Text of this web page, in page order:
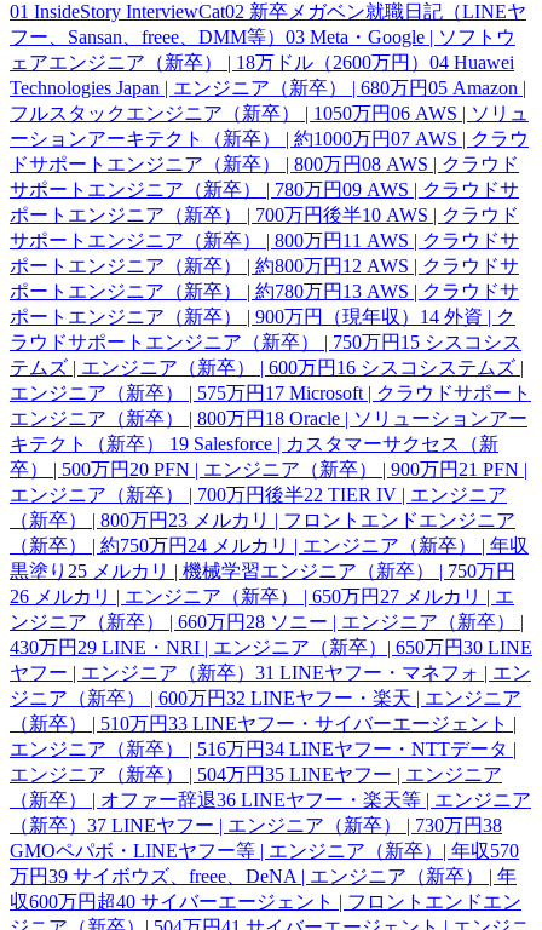
01 InsideStory InterviewCat02 新卒メガベン就職日記（LINEヤ
フー、Sansan、freee、DMM等） 03 Meta・Google | ソフトウ
ェアエンジニア（新卒） | 18万ドル（2600万円） 04 Huawei
Technologies Japan | エンジニア（新卒） | 680万円05 Amazon |
フルスタックエンジニア（新卒） | 1050万円06 AWS | ソリュ
ーションアーキテクト（新卒） | 約1000万円07 AWS | クラウ
ドサポートエンジニア（新卒） | 800万円08 AWS | クラウド
サポートエンジニア（新卒） | 780万円09 AWS | クラウドサ
ポートエンジニア（新卒） | 700万円後半10 AWS | クラウド
サポートエンジニア（新卒） | 800万円 11 AWS | クラウドサ
ポートエンジニア（新卒） | 約800万円 12 AWS | クラウドサ
ポートエンジニア（新卒） | 約780万円 13 AWS | クラウドサ
ポートエンジニア（新卒） | 900万円（現年収） 14 外資 | ク
ラウドサポートエンジニア（新卒） | 750万円 15 シスコシス
テムズ | エンジニア（新卒） | 600万円 16 シスコシステムズ |
エンジニア（新卒） | 575万円 17 Microsoft | クラウドサポート
エンジニア（新卒） | 800万円 18 Oracle | ソリューションアー
キテクト（新卒） 19 Salesforce | カスタマーサクセス（新
卒） | 500万円 20 PFN | エンジニア（新卒） | 900万円 21 PFN |
エンジニア（新卒） | 700万円後半22 TIER IV | エンジニア
（新卒） | 800万円 23 メルカリ | フロントエンドエンジニア
（新卒） | 約750万円 24 メルカリ | エンジニア（新卒） | 年収
黒塗り 25 メルカリ | 機械学習エンジニア（新卒） | 750万円
26 メルカリ | エンジニア（新卒） | 650万円 27 メルカリ | エ
ンジニア（新卒） | 660万円 28 ソニー | エンジニア（新卒） |
430万円 29 LINE・NRI | エンジニア（新卒）| 650万円30 LINE
ヤフー | エンジニア（新卒） 31 LINEヤフー・マネフォ | エン
ジニア（新卒） | 600万円32 LINEヤフー・楽天 | エンジニア
（新卒） | 510万円33 LINEヤフー・サイバーエージェント |
エンジニア（新卒） | 516万円34 LINEヤフー・NTTデータ |
エンジニア（新卒） | 504万円35 LINEヤフー | エンジニア
（新卒） | オファー辞退36 LINEヤフー・楽天等 | エンジニア
（新卒） 37 LINEヤフー | エンジニア（新卒） | 730万円38
GMOペパボ・LINEヤフー等 | エンジニア（新卒）| 年収570
万円39 サイボウズ、freee、DeNA | エンジニア（新卒） | 年
収600万円超40 サイバーエージェント | フロントエンドエン